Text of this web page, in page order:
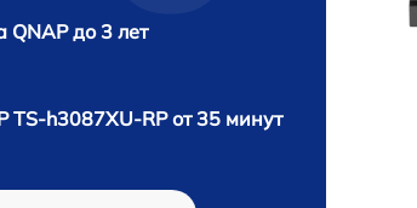
QNAP до 3 лет
TS-h3087XU-RP от 35 минут